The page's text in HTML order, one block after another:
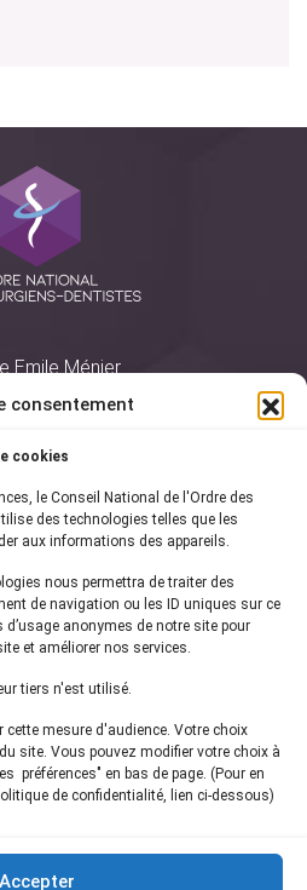
consentement
cookies
le Conseil National de l'Ordre des
des technologies telles que les
aux informations des appareils.
nous permettra de traiter des
de navigation ou les ID uniques sur ce
anonymes de notre site pour
et améliorer nos services.
tiers n'est utilisé.
cette mesure d'audience. Votre choix
site. Vous pouvez modifier votre choix à
préférences" en bas de page. (Pour en
de confidentialité, lien ci-dessous)
Accepter
Emile Ménier
Cedex 16
44 34 78 80
Presse
légales
du site
à notrenewsletter